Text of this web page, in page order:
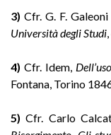
3) Cfr. G. F. Galeoni
Università degli Studi
4) Cfr. Idem,
Fontana, Torino
5) Cfr. Carlo